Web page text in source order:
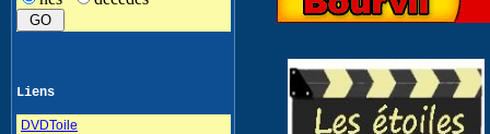
Liens
DVDToile